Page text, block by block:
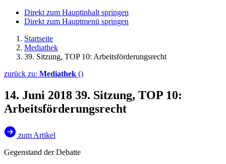
Direkt zum Hauptinhalt springen
Direkt zum Hauptmenü springen
Startseite
Mediathek
39. Sitzung, TOP 10: Arbeitsförderungsrecht
zurück zu: Mediathek ()
14. Juni 2018 39. Sitzung, TOP 10:
Arbeitsförderungsrecht
zum Artikel
Gegenstand der Debatte